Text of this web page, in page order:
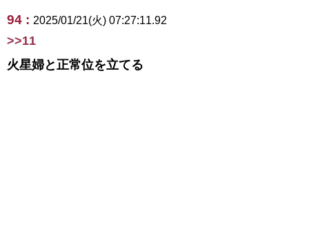
94 : 2025/01/21(火) 07:27:11.92
>>11
火星婦と正常位を立てる